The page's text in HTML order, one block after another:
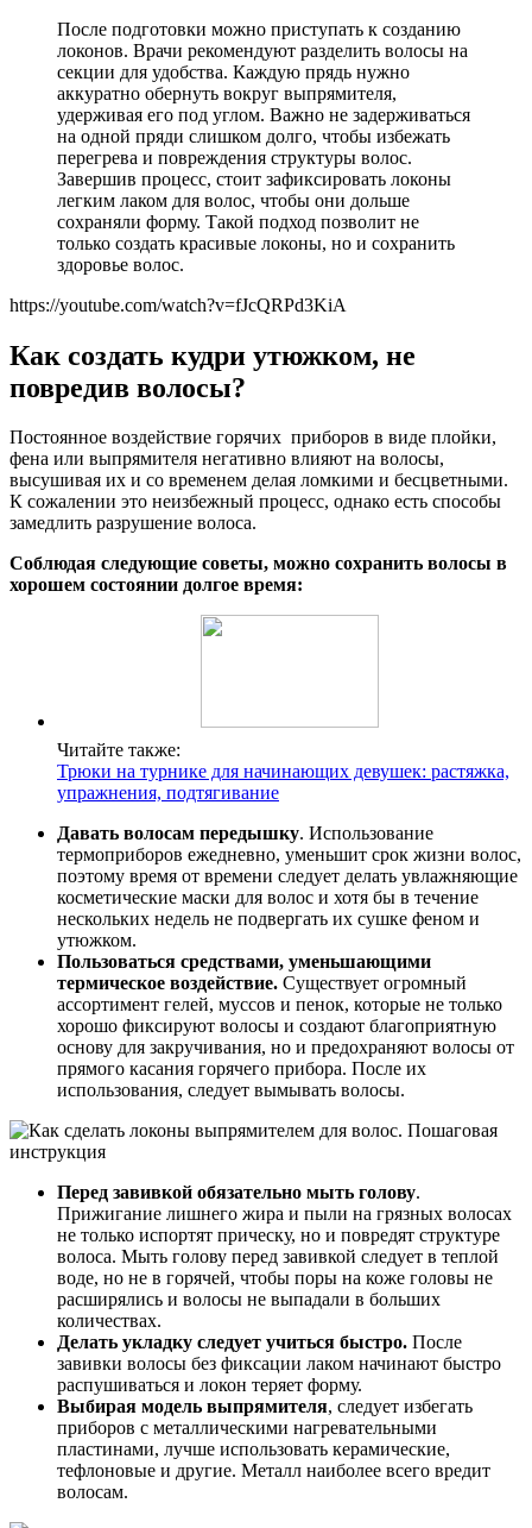
После подготовки можно приступать к созданию
локонов. Врачи рекомендуют разделить волосы на
секции для удобства. Каждую прядь нужно
аккуратно обернуть вокруг выпрямителя,
удерживая его под углом. Важно не задерживаться
на одной пряди слишком долго, чтобы избежать
перегрева и повреждения структуры волос.
Завершив процесс, стоит зафиксировать локоны
легким лаком для волос, чтобы они дольше
сохраняли форму. Такой подход позволит не
только создать красивые локоны, но и сохранить
здоровье волос.
https://youtube.com/watch?v=fJcQRPd3KiA
Как создать кудри утюжком, не
повредив волосы?
Постоянное воздействие горячих приборов в виде плойки,
фена или выпрямителя негативно влияют на волосы,
высушивая их и со временем делая ломкими и бесцветными.
К сожалении это неизбежный процесс, однако есть способы
замедлить разрушение волоса.
Соблюдая следующие советы, можно сохранить волосы в
хорошем состоянии долгое время:
Читайте также:
Трюки на турнике для начинающих девушек: растяжка,
упражнения, подтягивание
Давать волосам передышку. Использование
термоприборов ежедневно, уменьшит срок жизни волос,
поэтому время от времени следует делать увлажняющие
косметические маски для волос и хотя бы в течение
нескольких недель не подвергать их сушке феном и
утюжком.
Пользоваться средствами, уменьшающими
термическое воздействие. Существует огромный
ассортимент гелей, муссов и пенок, которые не только
хорошо фиксируют волосы и создают благоприятную
основу для закручивания, но и предохраняют волосы от
прямого касания горячего прибора. После их
использования, следует вымывать волосы.
Перед завивкой обязательно мыть голову.
Прижигание лишнего жира и пыли на грязных волосах
не только испортят прическу, но и повредят структуре
волоса. Мыть голову перед завивкой следует в теплой
воде, но не в горячей, чтобы поры на коже головы не
расширялись и волосы не выпадали в больших
количествах.
Делать укладку следует учиться быстро. После
завивки волосы без фиксации лаком начинают быстро
распушиваться и локон теряет форму.
Выбирая модель выпрямителя, следует избегать
приборов с металлическими нагревательными
пластинами, лучше использовать керамические,
тефлоновые и другие. Металл наиболее всего вредит
волосам.